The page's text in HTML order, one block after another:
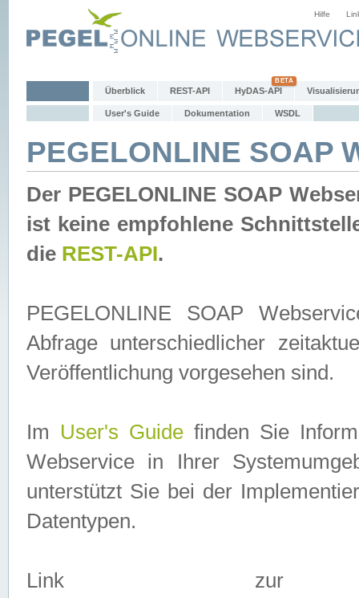
Hilfe
Überblick REST-API HyDAS-API
User's Guide Dokumentation WSDL
PEGELONLINE SOAP
Der PEGELONLINE SOAP
ist keine empfohlene
die REST-API.
PEGELONLINE SOAP
Abfrage unterschiedlicher
Veröffentlichung vorgesehen sind.
Im User's Guidefinden Sie
Webservice in Ihrer
unterstützt Sie bei der
Datentypen.
Link zur